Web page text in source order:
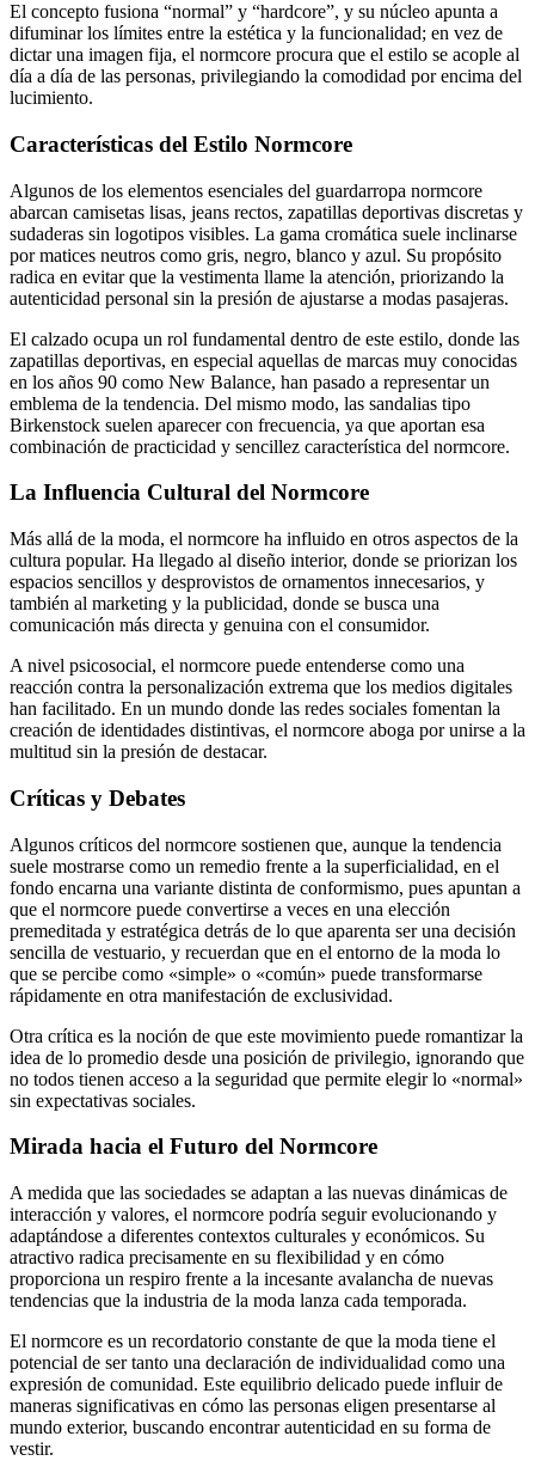
El concepto fusiona “normal” y “hardcore”, y su núcleo apunta a
difuminar los límites entre la estética y la funcionalidad; en vez de
dictar una imagen fija, el normcore procura que el estilo se acople al
día a día de las personas, privilegiando la comodidad por encima del
lucimiento.
Características del Estilo Normcore
Algunos de los elementos esenciales del guardarropa normcore
abarcan camisetas lisas, jeans rectos, zapatillas deportivas discretas y
sudaderas sin logotipos visibles. La gama cromática suele inclinarse
por matices neutros como gris, negro, blanco y azul. Su propósito
radica en evitar que la vestimenta llame la atención, priorizando la
autenticidad personal sin la presión de ajustarse a modas pasajeras.
El calzado ocupa un rol fundamental dentro de este estilo, donde las
zapatillas deportivas, en especial aquellas de marcas muy conocidas
en los años 90 como New Balance, han pasado a representar un
emblema de la tendencia. Del mismo modo, las sandalias tipo
Birkenstock suelen aparecer con frecuencia, ya que aportan esa
combinación de practicidad y sencillez característica del normcore.
La Influencia Cultural del Normcore
Más allá de la moda, el normcore ha influido en otros aspectos de la
cultura popular. Ha llegado al diseño interior, donde se priorizan los
espacios sencillos y desprovistos de ornamentos innecesarios, y
también al marketing y la publicidad, donde se busca una
comunicación más directa y genuina con el consumidor.
A nivel psicosocial, el normcore puede entenderse como una
reacción contra la personalización extrema que los medios digitales
han facilitado. En un mundo donde las redes sociales fomentan la
creación de identidades distintivas, el normcore aboga por unirse a la
multitud sin la presión de destacar.
Críticas y Debates
Algunos críticos del normcore sostienen que, aunque la tendencia
suele mostrarse como un remedio frente a la superficialidad, en el
fondo encarna una variante distinta de conformismo, pues apuntan a
que el normcore puede convertirse a veces en una elección
premeditada y estratégica detrás de lo que aparenta ser una decisión
sencilla de vestuario, y recuerdan que en el entorno de la moda lo
que se percibe como «simple» o «común» puede transformarse
rápidamente en otra manifestación de exclusividad.
Otra crítica es la noción de que este movimiento puede romantizar la
idea de lo promedio desde una posición de privilegio, ignorando que
no todos tienen acceso a la seguridad que permite elegir lo «normal»
sin expectativas sociales.
Mirada hacia el Futuro del Normcore
A medida que las sociedades se adaptan a las nuevas dinámicas de
interacción y valores, el normcore podría seguir evolucionando y
adaptándose a diferentes contextos culturales y económicos. Su
atractivo radica precisamente en su flexibilidad y en cómo
proporciona un respiro frente a la incesante avalancha de nuevas
tendencias que la industria de la moda lanza cada temporada.
El normcore es un recordatorio constante de que la moda tiene el
potencial de ser tanto una declaración de individualidad como una
expresión de comunidad. Este equilibrio delicado puede influir de
maneras significativas en cómo las personas eligen presentarse al
mundo exterior, buscando encontrar autenticidad en su forma de
vestir.